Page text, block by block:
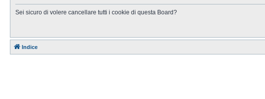
Sei sicuro di volere cancellare tutti i cookie di questa Board?
Indice